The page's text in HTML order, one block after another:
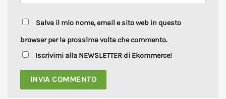
Salva il mio nome, email e sito web in questo
browser per la prossima volta che commento.
Iscrivimi alla NEWSLETTER di Ekommerce!